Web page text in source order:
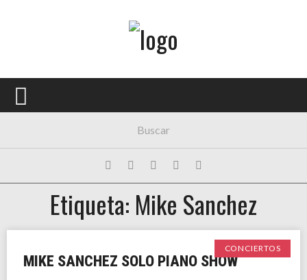
PORTADA
FESTIVALES
EXPOSICIONES
HISTORIAS
Etiqueta: Mike Sanchez
CONCIERTOS
MIKE SANCHEZ SOLO PIANO SHOW